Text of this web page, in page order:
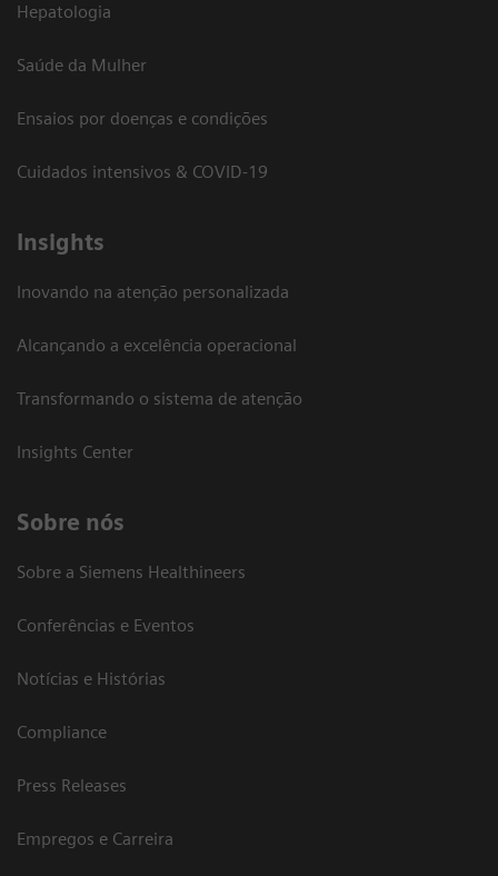
Hepatologia
Saúde da Mulher
Ensaios por doenças e condições
Cuidados intensivos & COVID-19
Insights
Inovando na atenção personalizada
Alcançando a excelência operacional
Transformando o sistema de atenção
Insights Center
Sobre nós
Sobre a Siemens Healthineers
Conferências e Eventos
Notícias e Histórias
Compliance
Press Releases
Empregos e Carreira